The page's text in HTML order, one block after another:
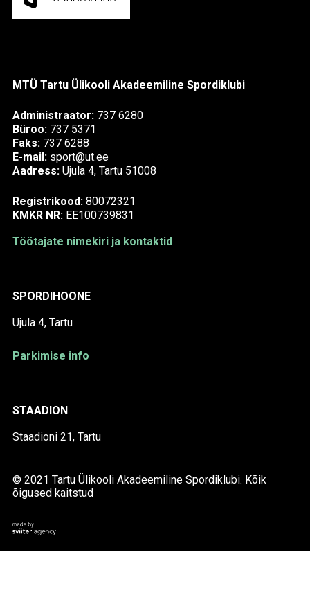
MTÜ Tartu Ülikooli Akadeemiline Spordiklubi
Administraator: 737 6280
Büroo: 737 5371
Faks: 737 6288
E-mail: sport@ut.ee
Aadress: Ujula 4, Tartu 51008
Registrikood: 80072321
KMKR NR: EE100739831
Töötajate nimekiri ja kontaktid
SPORDIHOONE
Ujula 4, Tartu
Parkimise info
STAADION
Staadioni 21, Tartu
© 2021 Tartu Ülikooli Akadeemiline Spordiklubi. Kõik
õigused kaitstud